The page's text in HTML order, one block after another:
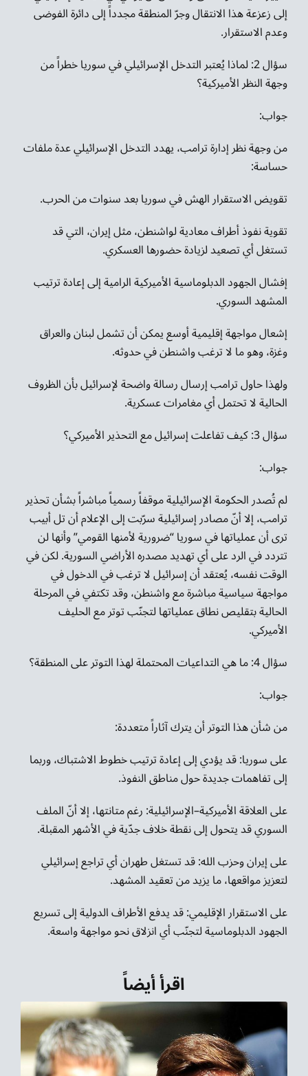
إلى زعزعة هذا الانتقال وجرّ المنطقة مجدداً إلى دائرة الفوضى
وعدم الاستقرار.
سؤال 2: لماذا يُعتبر التدخل الإسرائيلي في سوريا خطراً من
وجهة النظر الأميركية؟
جواب:
من وجهة نظر إدارة ترامب، يهدد التدخل الإسرائيلي عدة ملفات
حساسة:
تقويض الاستقرار الهش في سوريا بعد سنوات من الحرب.
تقوية نفوذ أطراف معادية لواشنطن، مثل إيران، التي قد
تستغل أي تصعيد لزيادة حضورها العسكري.
إفشال الجهود الدبلوماسية الأميركية الرامية إلى إعادة ترتيب
المشهد السوري.
إشعال مواجهة إقليمية أوسع يمكن أن تشمل لبنان والعراق
وغزة، وهو ما لا ترغب واشنطن في حدوثه.
ولهذا حاول ترامب إرسال رسالة واضحة لإسرائيل بأن الظروف
الحالية لا تحتمل أي مغامرات عسكرية.
سؤال 3: كيف تفاعلت إسرائيل مع التحذير الأميركي؟
جواب:
لم تُصدر الحكومة الإسرائيلية موقفاً رسمياً مباشراً بشأن تحذير
ترامب، إلا أنّ مصادر إسرائيلية سرّبت إلى الإعلام أن تل أبيب
ترى أن عملياتها في سوريا “ضرورية لأمنها القومي” وأنها لن
تتردد في الرد على أي تهديد مصدره الأراضي السورية. لكن في
الوقت نفسه، يُعتقد أن إسرائيل لا ترغب في الدخول في
مواجهة سياسية مباشرة مع واشنطن، وقد تكتفي في المرحلة
الحالية بتقليص نطاق عملياتها لتجنّب توتر مع الحليف
الأميركي.
سؤال 4: ما هي التداعيات المحتملة لهذا التوتر على المنطقة؟
جواب:
من شأن هذا التوتر أن يترك آثاراً متعددة:
على سوريا: قد يؤدي إلى إعادة ترتيب خطوط الاشتباك، وربما
إلى تفاهمات جديدة حول مناطق النفوذ.
على العلاقة الأميركية–الإسرائيلية: رغم متانتها، إلا أنّ الملف
السوري قد يتحول إلى نقطة خلاف جدّية في الأشهر المقبلة.
على إيران وحزب الله: قد تستغل طهران أي تراجع إسرائيلي
لتعزيز مواقعها، ما يزيد من تعقيد المشهد.
على الاستقرار الإقليمي: قد يدفع الأطراف الدولية إلى تسريع
الجهود الدبلوماسية لتجنّب أي انزلاق نحو مواجهة واسعة.
اقرأ أيضاً